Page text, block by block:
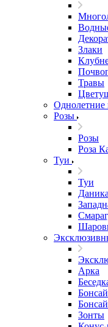
Злаки
Травы
Однолетние
Розы
Розы
Роза
Туи
Туи
Даника
Арка
Бонсай
Зонты